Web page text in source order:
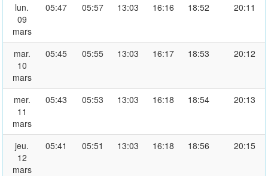
lun.
09
mars
05:47 05:57 13:03 16:16 18:52 20:11
mar.
10
mars
05:45 05:55 13:03 16:17 18:53 20:12
mer.
11
mars
05:43 05:53 13:03 16:18 18:54 20:13
jeu.
12
mars
05:41 05:51 13:03 16:18 18:56 20:15